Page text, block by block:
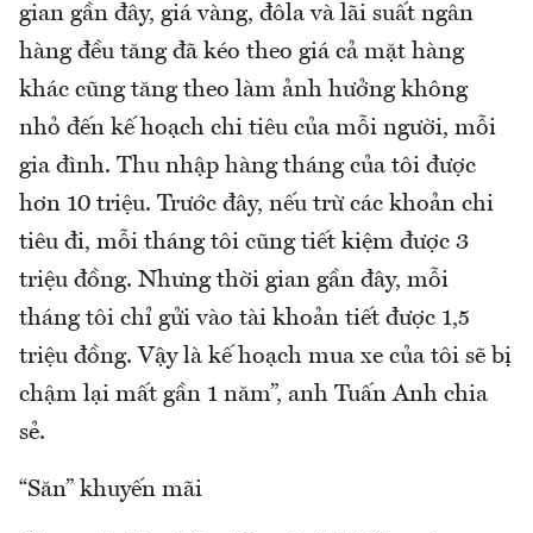
gian gần đây, giá vàng, đôla và lãi suất ngân
hàng đều tăng đã kéo theo giá cả mặt hàng
khác cũng tăng theo làm ảnh hưởng không
nhỏ đến kế hoạch chi tiêu của mỗi người, mỗi
gia đình. Thu nhập hàng tháng của tôi được
hơn 10 triệu. Trước đây, nếu trừ các khoản chi
tiêu đi, mỗi tháng tôi cũng tiết kiệm được 3
triệu đồng. Nhưng thời gian gần đây, mỗi
tháng tôi chỉ gửi vào tài khoản tiết được 1,5
triệu đồng. Vậy là kế hoạch mua xe của tôi sẽ bị
chậm lại mất gần 1 năm”, anh Tuấn Anh chia
sẻ.
“Săn” khuyến mãi